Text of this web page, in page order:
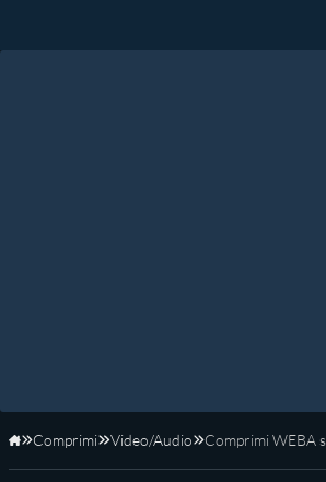
Home
Comprimi Video/Audio Comprimi WEBA